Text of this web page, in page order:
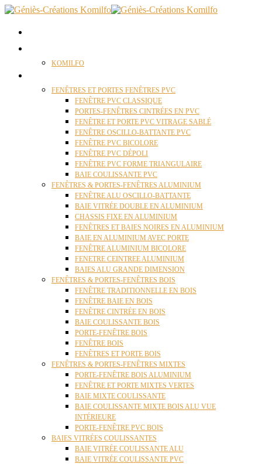
KOMILFO
FENÊTRES ET PORTES FENÊTRES PVC
FENÊTRE PVC CLASSIQUE
PORTES-FENÊTRES CINTRÉES EN PVC
FENÊTRE ET PORTE PVC VITRAGE SABLÉ
FENÊTRE OSCILLO-BATTANTE PVC
FENÊTRE PVC BICOLORE
FENÊTRE PVC DÉPOLI
FENÊTRE PVC FORME TRIANGULAIRE
BAIE COULISSANTE PVC
FENÊTRES & PORTES-FENÊTRES ALUMINIUM
FENÊTRE ALU OSCILLO-BATTANTE
BAIE VITRÉE DOUBLE EN ALUMINIUM
CHASSIS FIXE EN ALUMINIUM
FENÊTRES ET BAIES NOIRES EN ALUMINIUM
BAIE EN ALUMINIUM AVEC PORTE
FENÊTRE ALUMINIUM BICOLORE
FENETRE CEINTREE ALUMINIUM
BAIES ALU GRANDE DIMENSION
FENÊTRES & PORTES-FENÊTRES BOIS
FENÊTRE TRADITIONNELLE EN BOIS
FENÊTRE BAIE EN BOIS
FENÊTRE CINTRÉE EN BOIS
BAIE COULISSANTE BOIS
PORTE-FENÊTRE BOIS
FENÊTRE BOIS
FENÊTRES ET PORTE BOIS
FENÊTRES & PORTES-FENÊTRES MIXTES
PORTE-FENÊTRE BOIS ALUMINIUM
FENÊTRE ET PORTE MIXTES VERTES
BAIE MIXTE COULISSANTE
BAIE COULISSANTE MIXTE BOIS ALU VUE
INTÉRIEURE
PORTE-FENÊTRE PVC BOIS
BAIES VITRÉES COULISSANTES
BAIE VITRÉE COULISSANTE ALU
BAIE VITRÉE COULISSANTE PVC